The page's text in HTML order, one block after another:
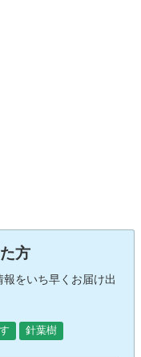
方
をいち早くお届け出
針葉樹